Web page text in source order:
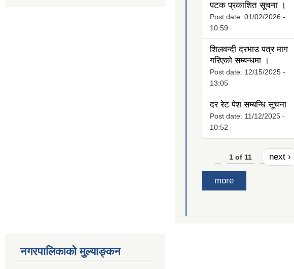
पटक प्रकाशित सूचना ।
Post date: 01/02/2026 -
10:59
शिलवन्दी दरभाउ पत्र माग
गरिएको सम्बन्धमा ।
Post date: 12/15/2025 -
13:05
दर रेट पेश सम्बन्धि सूचना
Post date: 11/12/2025 -
10:52
1 of 11 next ›
more
नगरपालिकाको मुल्याङ्कन